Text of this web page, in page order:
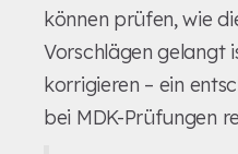
können prüfen, wie
Vorschlägen gelangt
korrigieren – ein
bei MDK-Prüfungen